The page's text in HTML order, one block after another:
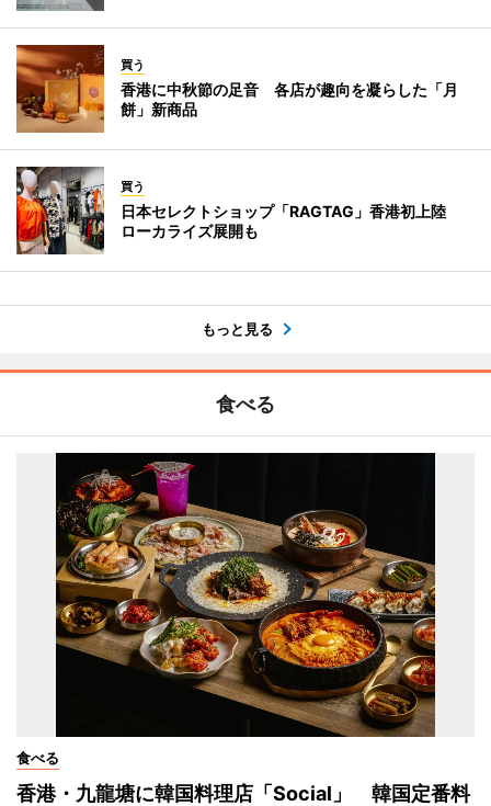
買う
香港に中秋節の足音 各店が趣向を凝らした「月
餅」新商品
買う
日本セレクトショップ「RAGTAG」香港初上陸
ローカライズ展開も
もっと見る
食べる
食べる
香港・九龍塘に韓国料理店「Social」 韓国定番料